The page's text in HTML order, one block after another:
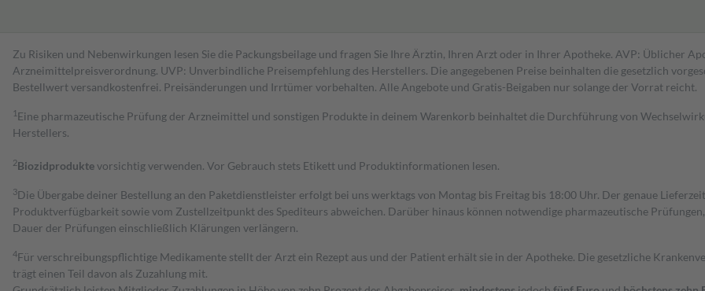
Zu Risiken und Nebenwirkungen lesen Sie die Packungsbeilage und fragen Sie Ihre Ärztin, Ihren Arzt oder in Ihrer Apotheke. AVP: Üblicher
Arzneimittelpreisverordnung. UVP: Unverbindliche Preisempfehlung des Herstellers. Die angegebenen Preise beinhalten die gesetzlich
Bestell­wert versand­kosten­frei. Preisänderungen und Irrtümer vorbehalten. Alle Angebote und Gratis-Beigaben nur solange der Vorrat reicht.
1 Eine pharmazeutische Prüfung der Arzneimittel und sonstigen Produkte in deinem Warenkorb beinhaltet die Durchführung von
Herstellers.
2Biozidproduktevorsichtig verwenden. Vor Gebrauch stets Etikett und Produktinformationen lesen.
3Die Übergabe deiner Bestellung an den Paketdienstleister erfolgt bei uns werktags von Montag bis Freitag bis 18:00 Uhr. Der genaue
Produktverfügbarkeit sowie vom Zustellzeitpunkt des Spediteurs abweichen. Darüber hinaus können notwendige pharmazeutische
Dauer der Prüfungen einschließlich Klärungen verlängern.
4Für verschreibungspflichtige Medikamente stellt der Arzt ein Rezept aus und der Patient erhält sie in der Apotheke. Die gesetzliche
trägt einen Teil davon als Zuzahlung mit.